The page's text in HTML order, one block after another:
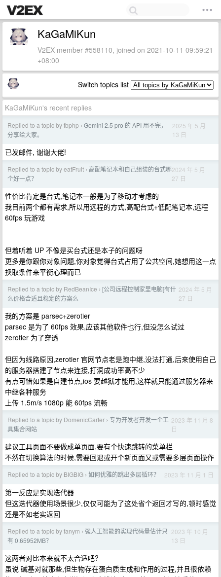
KaGaMiKun
V2EX member #558110, joined on 2021-10-11 09:59:21
+08:00
Switch topics list
KaGaMiKun's recent replies
Replied to a topic by tbphp › Gemini 2.5 pro 的 API 用不完，
分享给大家。
2025 年 5 月
13 日
已发邮件, 谢谢大佬!
Replied to a topic by eatFruit › 高配笔记本和自己组装的台式哪
个好一点？
2024 年 5 月
27 日
性价比肯定是台式,笔记本一般是为了移动才考虑的
我目前两个都有需求,所以用远程的方式,高配台式+低配笔记本,远程
60fps 玩游戏
但着听着 UP 不像是买台式还是本子的问题呀
更多是你跟你对象问题,你对象觉得台式占用了公共空间,她想用这一点
换取条件来平衡心理而已
Replied to a topic by RedBeanIce › [公司远程控制家里电脑]有什
么价格合适且稳定的方案么
2024 年 5 月
27 日
我的方案是 parsec+zerotier
parsec 是为了 60fps 效果,应该其他软件也行,但没怎么试过
zerotier 为了穿透
但因为线路原因,zerotier 官网节点老是跑中继,没法打通,后来使用自己
的服务器搭建了节点来连接,打洞成功率高不少
有点可惜如果是自建节点,ios 要越狱才能用,这样就只能通过服务器来
中继各种服务
上传 1.5m/s 1080p 能 60fps 流畅
Replied to a topic by DomenicCarter › 专为开发者开发一个工
具集合网站
2023 年 11 月 8
日
建议工具页面不要做成单页面,要有个快速跳转的菜单栏
不然在切换算法的时候,需要回退或开个新页面又或需要多层页面操作
Replied to a topic by BIGBIG › 如何优雅的跳出多层循环？ 2023 年 11 月 1 日
第一反应是实现迭代器
但这迭代器使用场景很少,仅仅可能为了这处省个返回才写的,顿时感觉
还是不如老实返回
Replied to a topic by fanym › 强人工智能的实现代码量估计只
有 0.65952MB？
2023 年 10 月
13 日
这两者对比本来就不太合适吧?
虽说 碱基对就那些,但生物存在蛋白质生成和作用的过程,并且很依赖